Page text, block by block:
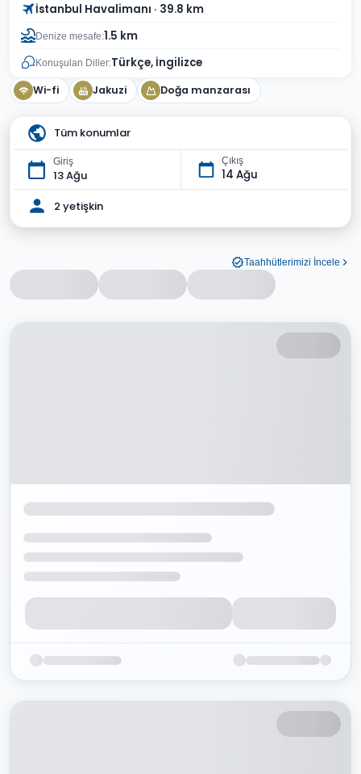
İstanbul Havalimanı · 39.8 km
Denize mesafe:1.5 km
Konuşulan Diller:Türkçe, İngilizce
Wi-fi Jakuzi Doğa manzarası
Tüm konumlar
Giriş
13 Ağu
Çıkış
14 Ağu
2 yetişkin
Taahhütlerimizi İncele